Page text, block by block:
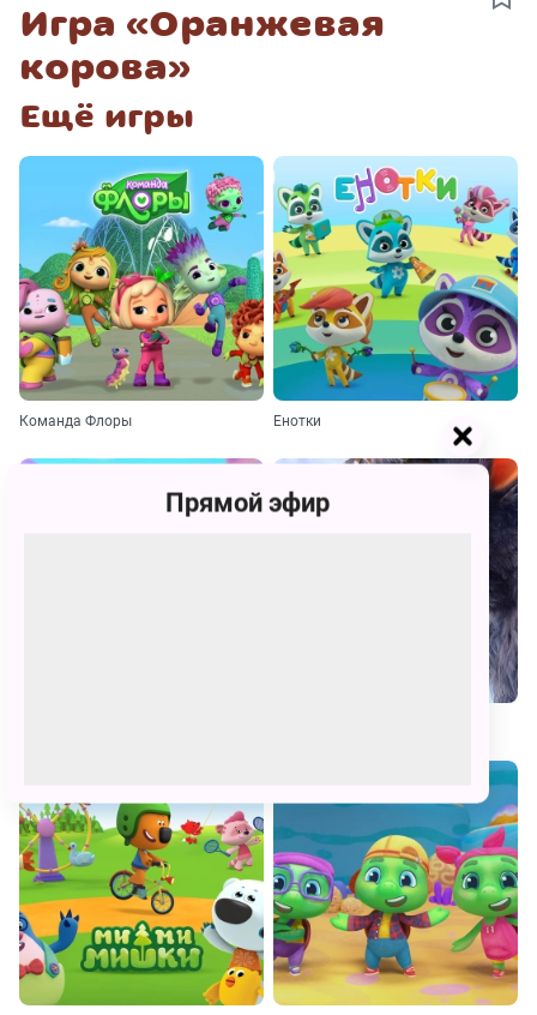
Игра «Оранжевая
корова»
Ещё игры
Команда Флоры Енотки
Прямой эфир